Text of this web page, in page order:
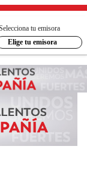
tu emisora
Elige tu emisora